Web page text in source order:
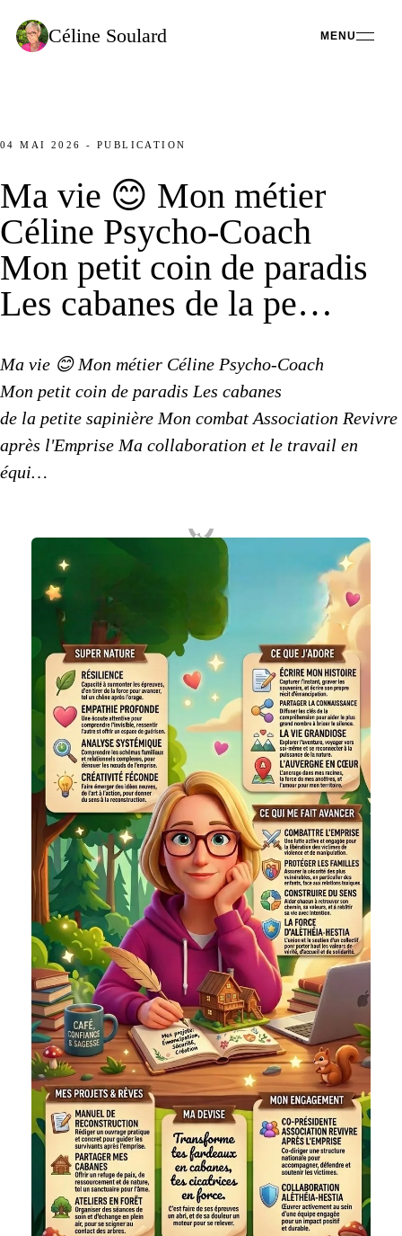
Céline Soulard MENU
04 MAI 2026 - PUBLICATION
Ma vie 😊 Mon métier
Céline Psycho-Coach
Mon petit coin de paradis
Les cabanes de la pe…
Ma vie 😊 Mon métier Céline Psycho-Coach
Mon petit coin de paradis Les cabanes
de la petite sapinière Mon combat Association Revivre
après l'Emprise Ma collaboration et le travail en
équi…